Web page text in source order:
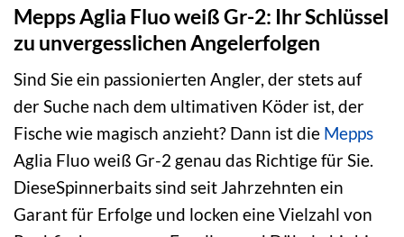
Mepps Aglia Fluo weiß Gr-2: Ihr Schlüssel
zu unvergesslichen Angelerfolgen
Sind Sie ein passionierten Angler, der stets auf
der Suche nach dem ultimativen Köder ist, der
Fische wie magisch anzieht? Dann ist die Mepps
Aglia Fluo weiß Gr-2 genau das Richtige für Sie.
DieseSpinnerbaits sind seit Jahrzehnten ein
Garant für Erfolge und locken eine Vielzahl von